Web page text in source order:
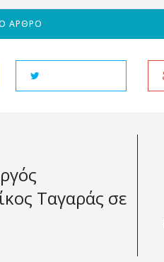
ΆΡΘΡΟ
Ταγαράς σε